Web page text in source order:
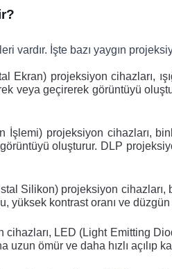
vardır. İşte bazı yaygın
Ekran) projeksiyon cihazları,
veya geçirerek görüntüyü
İşlemi) projeksiyon cihazları,
görüntüyü oluşturur. DLP
Silikon) projeksiyon cihazları,
yüksek kontrast oranı ve
cihazları, LED (Light Emitting
uzun ömür ve daha hızlı açılıp